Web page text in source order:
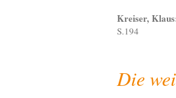
Kreiser,
S.194
Die